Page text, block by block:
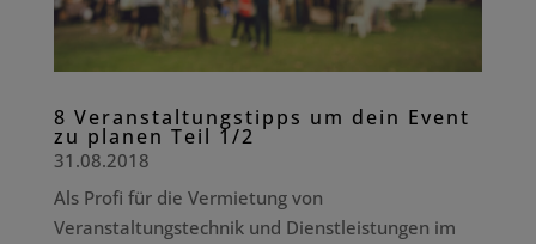
8 Veranstaltungstipps um dein Event
zu planen Teil 1/2
31.08.2018
Als Profi für die Vermietung von
Veranstaltungstechnik und Dienstleistungen im